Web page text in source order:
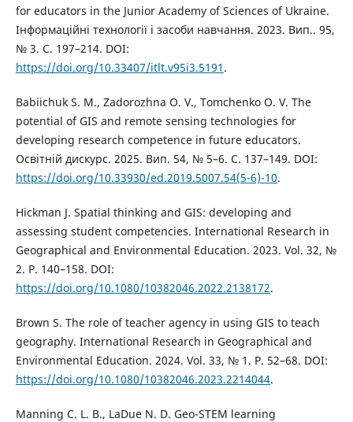
for educators in the Junior Academy of Sciences of Ukraine.
Інформаційні технології і засоби навчання. 2023. Вип.. 95,
№ 3. С. 197–214. DOI:
https://doi.org/10.33407/itlt.v95i3.5191 .
Babiichuk S. M., Zadorozhna O. V., Tomchenko O. V. The
potential of GIS and remote sensing technologies for
developing research competence in future educators.
Освітній дискурс. 2025. Вип. 54, № 5–6. С. 137–149. DOI:
https://doi.org/10.33930/ed.2019.5007.54(5-6)-10.
Hickman J. Spatial thinking and GIS: developing and
assessing student competencies. International Research in
Geographical and Environmental Education. 2023. Vol. 32, №
2. P. 140–158. DOI:
https://doi.org/10.1080/10382046.2022.2138172.
Brown S. The role of teacher agency in using GIS to teach
geography. International Research in Geographical and
Environmental Education. 2024. Vol. 33, № 1. P. 52–68. DOI:
https://doi.org/10.1080/10382046.2023.2214044.
Manning C. L. B., LaDue N. D. Geo-STEM learning